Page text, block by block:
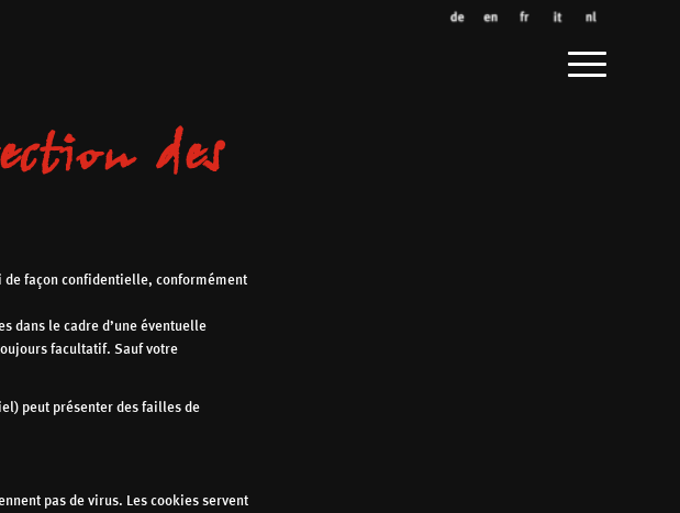
des
de façon confidentielle, conformément
dans le cadre d’une éventuelle
facultatif. Sauf votre
peut présenter des failles de
pas de virus. Les cookies servent